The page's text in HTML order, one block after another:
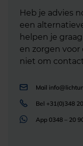
Heb je advies
een
helpen je
en zorgen voor
niet om
Mail
Bel +31(0)348
App 0348 – 20